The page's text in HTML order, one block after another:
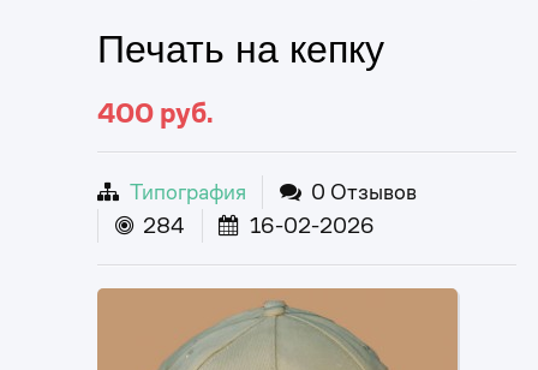
Печать на кепку
400 руб.
Типография
0 Отзывов
284
16-02-2026